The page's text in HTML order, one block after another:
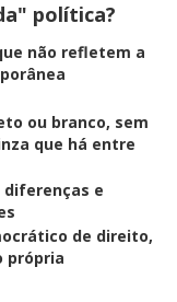
em saúde
SUS Digital
como candidato
política?
não refletem a
ou branco, sem
que há entre
e
de direito,
própria